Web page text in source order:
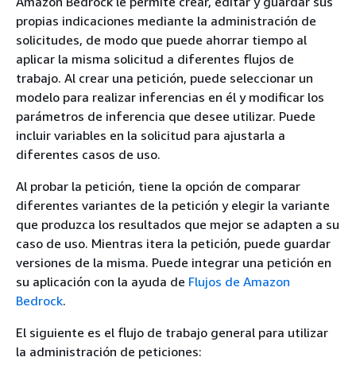
propias indicaciones mediante la administración de
solicitudes, de modo que puede ahorrar tiempo al
aplicar la misma solicitud a diferentes flujos de
trabajo. Al crear una petición, puede seleccionar un
modelo para realizar inferencias en él y modificar los
parámetros de inferencia que desee utilizar. Puede
incluir variables en la solicitud para ajustarla a
diferentes casos de uso.
Al probar la petición, tiene la opción de comparar
diferentes variantes de la petición y elegir la variante
que produzca los resultados que mejor se adapten a su
caso de uso. Mientras itera la petición, puede guardar
versiones de la misma. Puede integrar una petición en
su aplicación con la ayuda de Flujos de Amazon
Bedrock.
El siguiente es el flujo de trabajo general para utilizar
la administración de peticiones: